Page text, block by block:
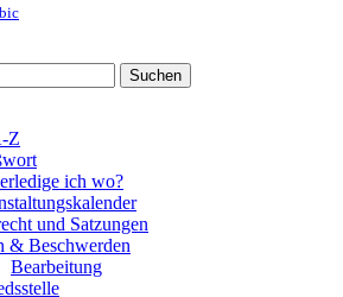
Suchen
Z
ich wo?
und Satzungen
& Beschwerden
Bearbeitung